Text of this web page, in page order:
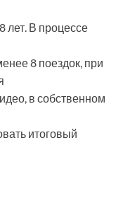
лет. В процессе
8 поездок, при
в собственном
итоговый